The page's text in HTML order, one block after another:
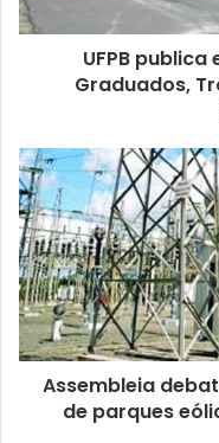
UFPB
Graduados,
Assembleia
de parques